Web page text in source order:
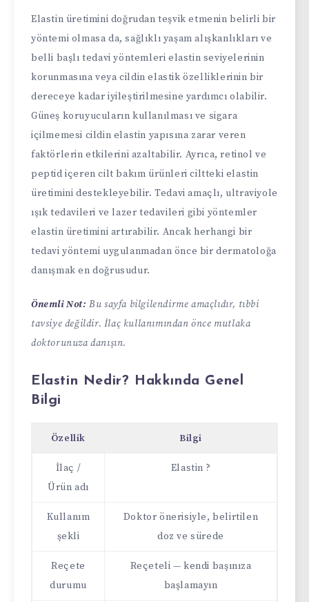
Elastin üretimini doğrudan teşvik etmenin belirli bir
yöntemi olmasa da, sağlıklı yaşam alışkanlıkları ve
belli başlı tedavi yöntemleri elastin seviyelerinin
korunmasına veya cildin elastik özelliklerinin bir
dereceye kadar iyileştirilmesine yardımcı olabilir.
Güneş koruyucuların kullanılması ve sigara
içilmemesi cildin elastin yapısına zarar veren
faktörlerin etkilerini azaltabilir. Ayrıca, retinol ve
peptid içeren cilt bakım ürünleri ciltteki elastin
üretimini destekleyebilir. Tedavi amaçlı, ultraviyole
ışık tedavileri ve lazer tedavileri gibi yöntemler
elastin üretimini artırabilir. Ancak herhangi bir
tedavi yöntemi uygulanmadan önce bir dermatoloğa
danışmak en doğrusudur.
Önemli Not: Bu sayfa bilgilendirme amaçlıdır, tıbbi
tavsiye değildir. İlaç kullanımından önce mutlaka
doktorunuza danışın.
Elastin Nedir? Hakkında Genel
Bilgi
Özellik Bilgi
İlaç /
Ürün adı
Elastin ?
Kullanım
şekli
Doktor önerisiyle, belirtilen
doz ve sürede
Reçete
durumu
Reçeteli — kendi başınıza
başlamayın